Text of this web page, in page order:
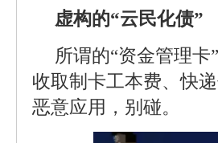
虚构的“云民化债”
所谓的“资金管理
收取制卡工本费、快
恶意应用，别碰。